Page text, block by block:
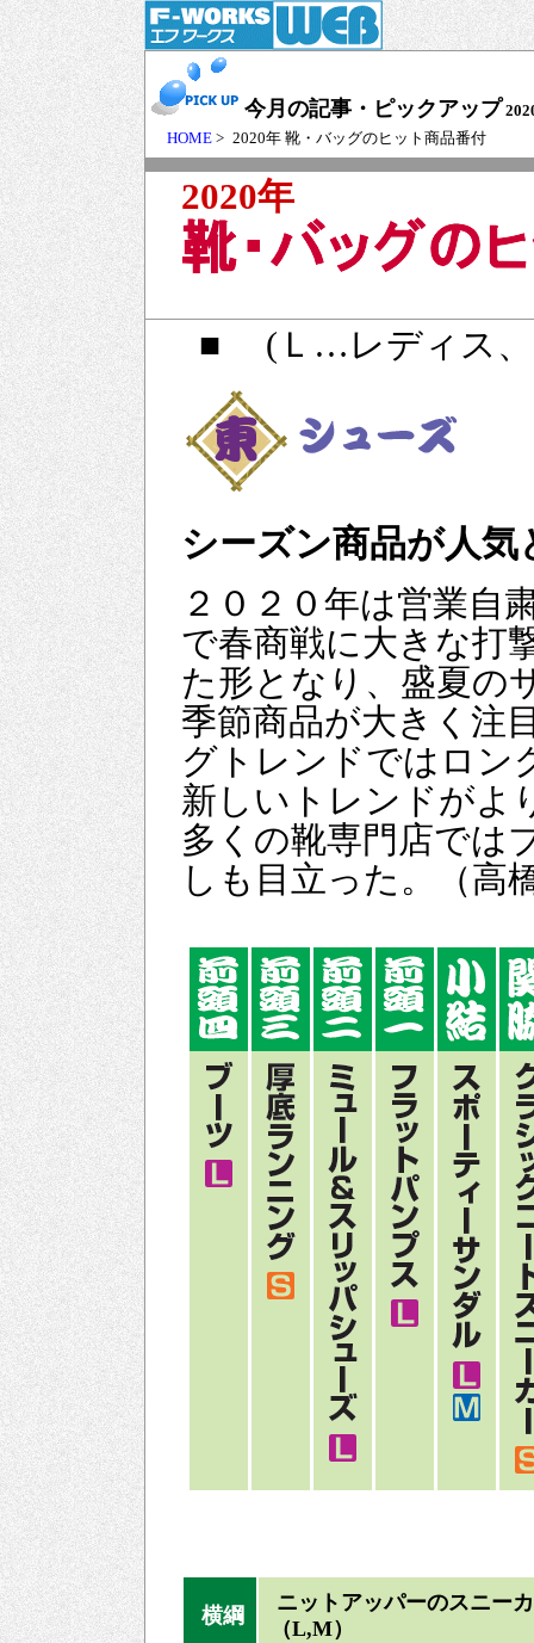
今月の記事・ピックアップ
HOME > 2020年 靴・バッグのヒット商品番付
2020年
■ (Ｌ…レディス、
シーズン商品が人
２０２０年は営業自
で春商戦に大きな打
た形となり、盛夏の
季節商品が大きく注
グトレンドではロン
新しいトレンドがよ
多くの靴専門店では
しも目立った。（高
横綱
ニットアッパーのスニ
（L,M）